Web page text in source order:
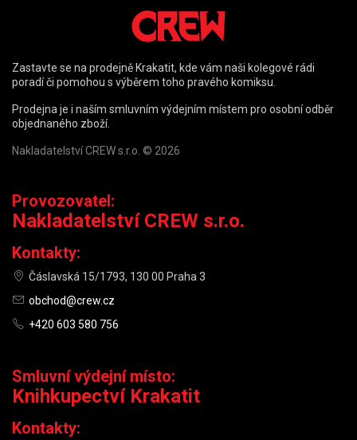
Zastavte se na prodejně Krakatit, kde vám naši kolegové rádi
poradí či pomohou s výběrem toho pravého komiksu.
Prodejna je i naším smluvním výdejním místem pro osobní odběr
objednaného zboží.
Nakladatelství CREW s.r.o. © 2026
Provozovatel:
Nakladatelství CREW s.r.o.
Kontakty:
Čáslavská 15/1793, 130 00 Praha 3
obchod@crew.cz
+420 603 580 756
Smluvní výdejní místo:
Knihkupectví Krakatit
Kontakty: